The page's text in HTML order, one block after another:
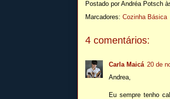
Postado porAndréa Potsch
Marcadores: Cozinha Básica
4 comentários:
Carla Maicá 20 de
Andrea,
Eu sempre tenho